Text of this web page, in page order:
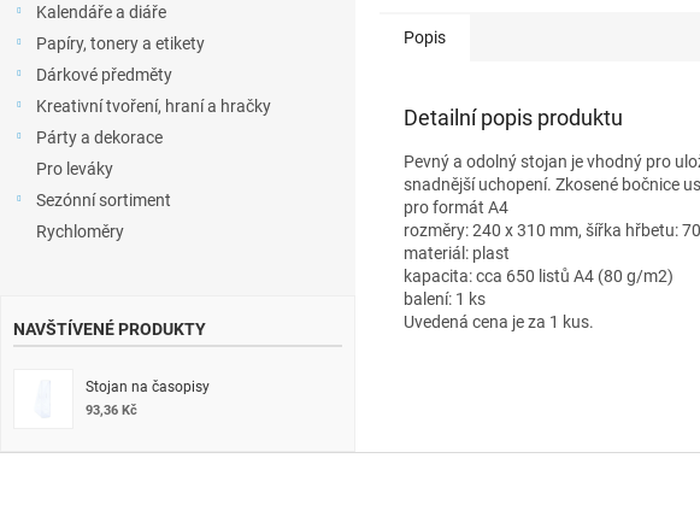
Kalendáře a diáře
Papíry, tonery a etikety
Dárkové předměty
Kreativní tvoření, hraní a hračky
Párty a dekorace
Pro leváky
Sezónní sortiment
Rychloměry
NAVŠTÍVENÉ PRODUKTY
Stojan na časopisy
93,36 Kč
Popis
Detailní popis produktu
Pevný a odolný stojan je vhodný pro
snadnější uchopení. Zkosené bočnice
pro formát A4
rozměry: 240 x 310 mm, šířka hřbetu:
materiál: plast
kapacita: cca 650 listů A4 (80 g/m2)
balení: 1 ks
Uvedená cena je za 1 kus.